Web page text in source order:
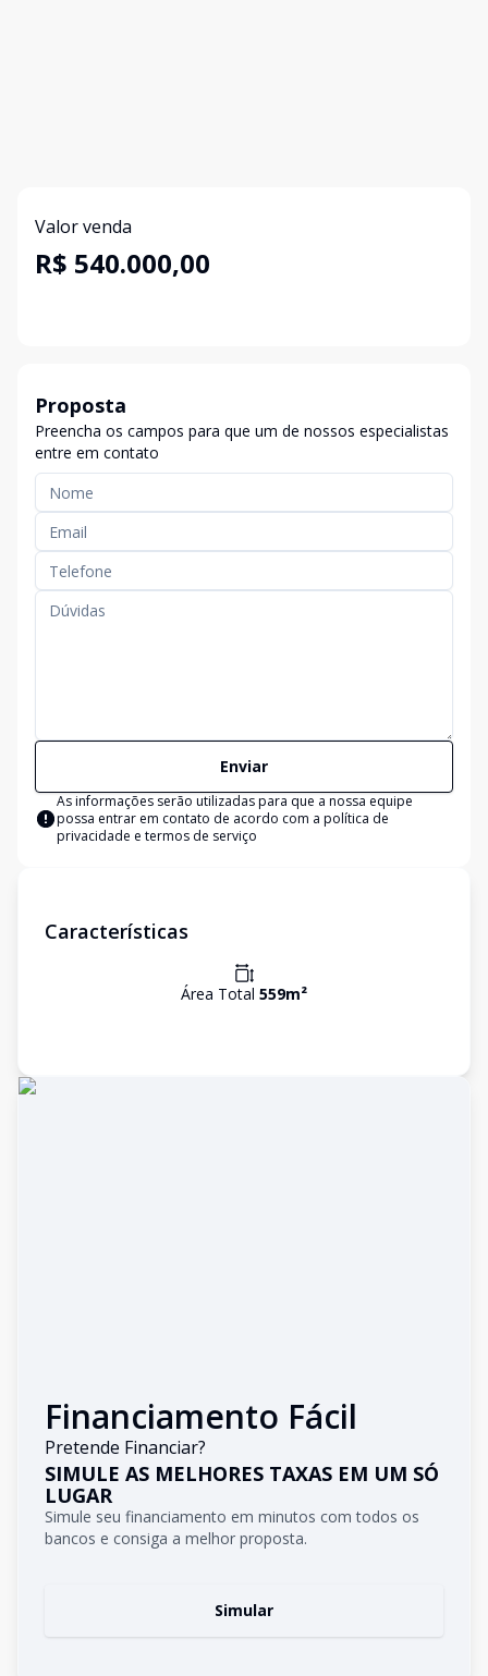
Valor venda
R$ 540.000,00
Proposta
Preencha os campos para que um de nossos especialistas
entre em contato
Enviar
As informações serão utilizadas para que a nossa equipe
possa entrar em contato de acordo com a política de
privacidade e termos de serviço
Características
Área Total 559m²
Financiamento Fácil
Pretende Financiar?
SIMULE AS MELHORES TAXAS EM UM SÓ
LUGAR
Simule seu financiamento em minutos com todos os
bancos e consiga a melhor proposta.
Simular